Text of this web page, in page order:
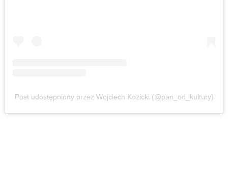
Post udostępniony przez Wojciech Kozicki (@pan_od_kultury)